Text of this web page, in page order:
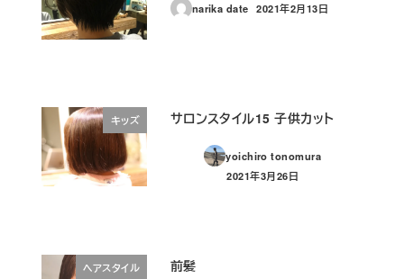
narika date
投稿日
2021年2月13日
キッズ サロンスタイル15 子供カット
yoichiro tonomura
投稿日
2021年3月26日
ヘアスタイル 前髪